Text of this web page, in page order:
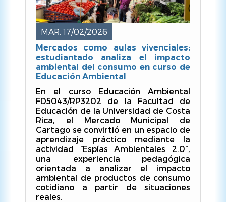
MAR, 17/02/2026
Mercados como aulas vivenciales:
estudiantado analiza el impacto
ambiental del consumo en curso de
Educación Ambiental
En el curso Educación Ambiental
FD5043/RP3202 de la Facultad de
Educación de la Universidad de Costa
Rica, el Mercado Municipal de
Cartago se convirtió en un espacio de
aprendizaje práctico mediante la
actividad “Espías Ambientales 2.0”,
una experiencia pedagógica
orientada a analizar el impacto
ambiental de productos de consumo
cotidiano a partir de situaciones
reales.